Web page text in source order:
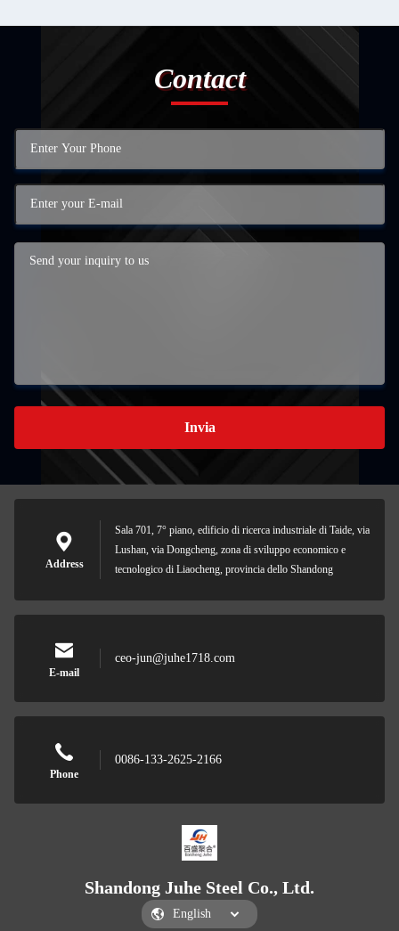
Contact
Invia
Address
Sala 701, 7° piano, edificio di ricerca industriale di Taide, via
Lushan, via Dongcheng, zona di sviluppo economico e
tecnologico di Liaocheng, provincia dello Shandong
E-mail
ceo-jun@juhe1718.com
Phone
0086-133-2625-2166
Shandong Juhe Steel Co., Ltd.